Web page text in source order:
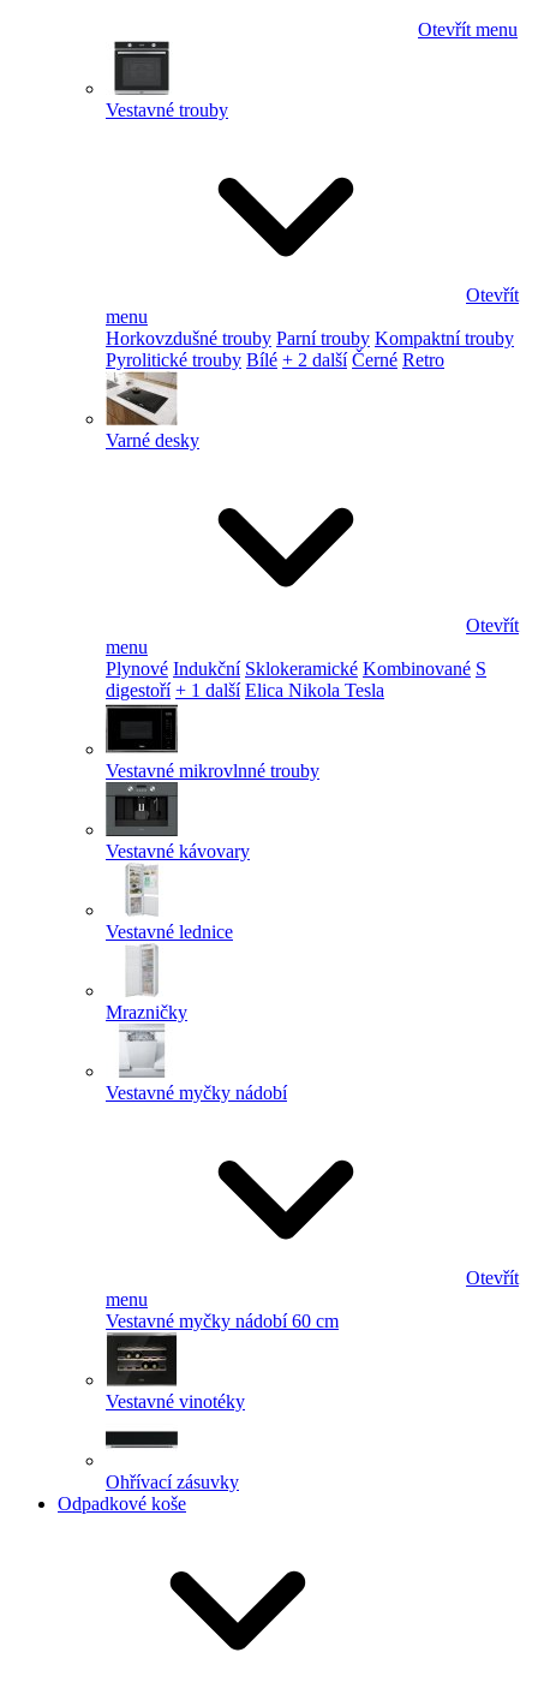
Otevřít menu
Vestavné trouby
Otevřít
menu
Horkovzdušné trouby Parní trouby Kompaktní trouby
Pyrolitické trouby Bílé + 2 další Černé Retro
Varné desky
Otevřít
menu
Plynové Indukční Sklokeramické Kombinované S
digestoří + 1 další Elica Nikola Tesla
Vestavné mikrovlnné trouby
Vestavné kávovary
Vestavné lednice
Mrazničky
Vestavné myčky nádobí
Otevřít
menu
Vestavné myčky nádobí 60 cm
Vestavné vinotéky
Ohřívací zásuvky
Odpadkové koše